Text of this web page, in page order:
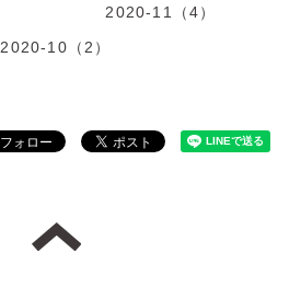
2020-11（4）
2020-10（2）